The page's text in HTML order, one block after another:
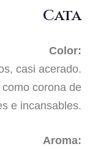
Cata
Color:
casi acerado.
corona de
e incansables.
Aroma: